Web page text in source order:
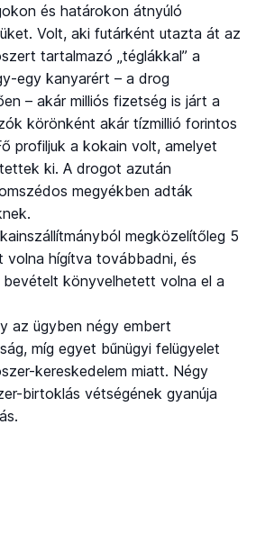
és határokon átnyúló
Volt, aki futárként utazta át az
tartalmazó „téglákkal” a
egy kanyarért – a drog
– akár milliós fizetség is járt a
körönként akár tízmillió forintos
profiljuk a kokain volt, amelyet
ki. A drogot azután
megyékben adták
megközelítőleg 5
volna hígítva továbbadni, és
bevételt könyvelhetett volna el a
az ügyben négy embert
míg egyet bűnügyi felügyelet
kereskedelem miatt. Négy
birtoklás vétségének gyanúja